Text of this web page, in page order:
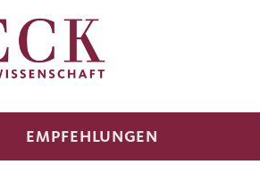
EMPFEHLUNGEN